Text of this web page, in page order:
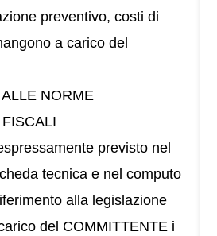
preventivo, costi di
a carico del
NORME
previsto nel
tecnica e nel computo
alla legislazione
del COMMITTENTE i